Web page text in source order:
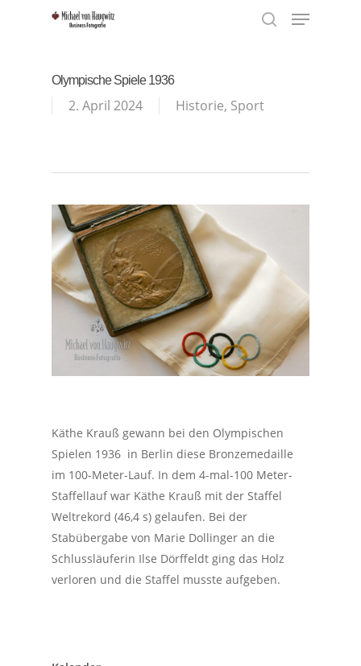
Menu
Olympische Spiele 1936
2. April 2024 Historie, Sport
Käthe Krauß gewann bei den Olympischen
Spielen 1936 in Berlin diese Bronzemedaille
im 100-Meter-Lauf. In dem 4-mal-100 Meter-
Staffellauf war Käthe Krauß mit der Staffel
Weltrekord (46,4 s) gelaufen. Bei der
Stabübergabe von Marie Dollinger an die
Schlussläuferin Ilse Dörffeldt ging das Holz
verloren und die Staffel musste aufgeben.